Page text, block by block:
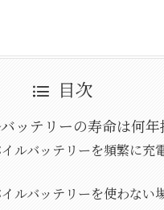
目次
ッテリーの寿命は何年
ルバッテリーを頻繁に充
ルバッテリーを使わない